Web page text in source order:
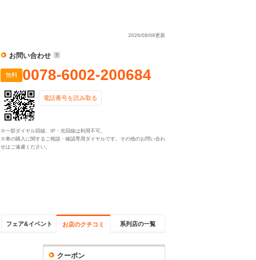
2026/08/08更新
お問い合わせ
無料 0078-6002-200684
電話番号を読み取る
※一部ダイヤル回線、IP・光回線は利用不可。
※車の購入に関するご相談・確認専用ダイヤルです。その他のお問い合わ
せはご遠慮ください。
フェア&イベント お店のクチコミ 系列店の一覧
クーポン